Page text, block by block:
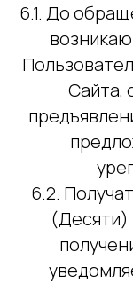
6.1. До
Сайта,
6.2.
(Десяти)